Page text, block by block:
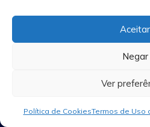
Aceitar
Negar
Ver
Política de CookiesTermos de Uso